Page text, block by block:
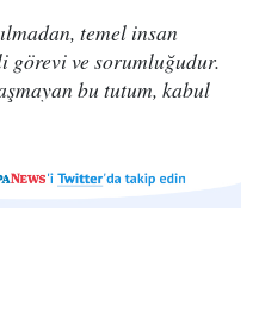
temel insan
görevi ve sorumluğudur.
bu tutum, kabul